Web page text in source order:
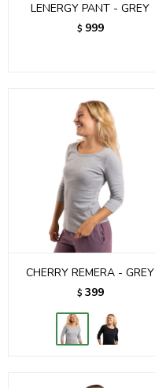
LENERGY PANT - GREY
$ 999
CHERRY REMERA - GREY
$ 399